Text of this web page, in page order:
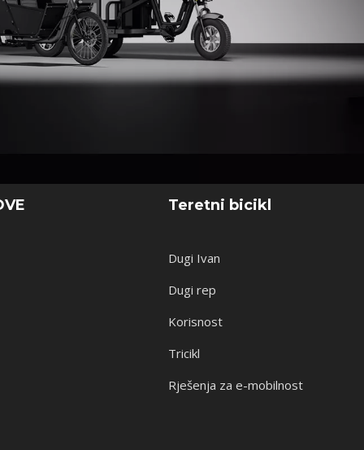
Teretni bicikl
Dugi Ivan
Dugi rep
Korisnost
Tricikl
Rješenja za e-mobilnost